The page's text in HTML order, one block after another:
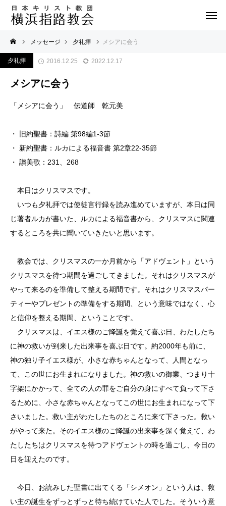
メッセージ 夕礼拝 メシアに会う
夕礼拝 2016.12.25 2022.12.17
メシアに会う
「メシアに会う」 伝道師 乾元美
・ 旧約聖書：詩編 第98編1-3節
・ 新約聖書：ルカによる福音書 第2章22-35節
・ 讃美歌：231、268
本日はクリスマスです。
いつも夕礼拝では使徒言行録を読み進めていますが、本日は同
じ著者ルカが書いた、ルカによる福音書から、クリスマスに関連
するところを共に聞いていきたいと思います。
教会では、クリスマスの一か月前から「アドヴェント」という
クリスマスを待つ期間を過ごしてきました。それはクリスマスが
やって来るのを準備して整える期間です。それはクリスマスパー
ティーやプレゼントの準備をする期間、という意味ではなく、心
と信仰を整える期間、ということです。
クリスマスは、イエス様のご降誕を覚えて喜ぶ日、わたしたち
に神の救いが到来した出来事を喜ぶ日です。約2000年も前に、
神の独り子イエス様が、小さな赤ちゃんとなって、人間となっ
て、この世にお生まれになりました。神の救いの御業、つまり十
字架にかかって、全ての人の罪をご自分の身にすべて負って下さ
るために、小さな赤ちゃんとなってこの世にお生まれになって下
さいました。救い主がわたしたちのところに来て下さった。救い
がやって来た。そのイエス様のご降誕の出来事を深く覚えて、わ
たしたちはクリスマスを待つアドヴェントの時を過ごし、今日の
日を迎えたのです。
今日、お読みした聖書に出てくる「シメオン」という人は、救
い主の誕生をずっとずっと待ち続けていた人でした。そういう意